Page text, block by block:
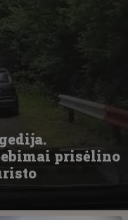
prisėlino